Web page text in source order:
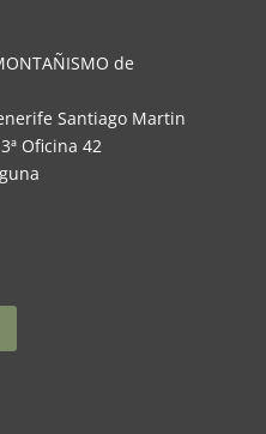
de
Santiago Martin
Oficina 42